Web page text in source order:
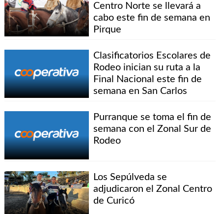
Centro Norte se llevará a
cabo este fin de semana en
Pirque
Clasificatorios Escolares de
Rodeo inician su ruta a la
Final Nacional este fin de
semana en San Carlos
Purranque se toma el fin de
semana con el Zonal Sur de
Rodeo
Los Sepúlveda se
adjudicaron el Zonal Centro
de Curicó